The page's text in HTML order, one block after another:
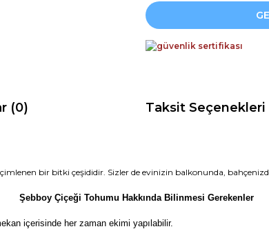
(0) Taksit Seçenekleri
bir bitki çeşididir. Sizler de evinizin balkonunda,
Şebboy Çiçeği Tohumu Hakkında Bilinmesi Gerekenler
içerisinde her zaman ekimi yapılabilir.